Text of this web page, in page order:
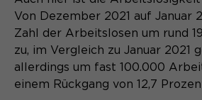
Zweck
Content
Webseite. Diese
unerlässlich, damit Ihr
Website angenehm
Sie ermöglichen es
zu erkennen und
Name _pk_id*
Laufzeit 13 Monate
Cookie-Informationen
Aktivierung
Diese Cookies ermöglichen die
Übersetzung der Website-Inhalte
Von Dezember 2021 auf Januar
Zahl der Arbeitslosen um rund
zu, im Vergleich zu Januar 2021
allerdings um fast 100.000
einem Rückgang von 12,7